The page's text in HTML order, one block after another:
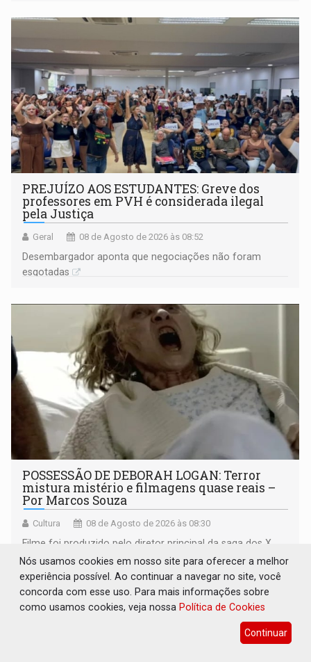
PREJUÍZO AOS ESTUDANTES: Greve dos
professores em PVH é considerada ilegal
pela Justiça
Geral 08 de Agosto de 2026 às 08:52
Desembargador aponta que negociações não foram
esgotadas
POSSESSÃO DE DEBORAH LOGAN: Terror
mistura mistério e filmagens quase reais –
Por Marcos Souza
Cultura 08 de Agosto de 2026 às 08:30
Filme foi produzido pelo diretor principal da saga dos X
Men nos cinemas
Nós usamos cookies em nosso site para oferecer a melhor
experiência possível. Ao continuar a navegar no site, você
concorda com esse uso. Para mais informações sobre
como usamos cookies, veja nossa Política de Cookies
Continuar